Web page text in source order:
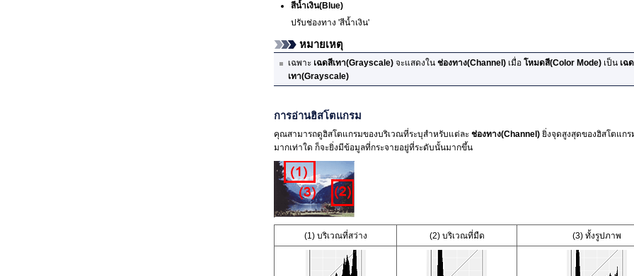
สีน้ำเงิน(Blue)
ปรับช่องทาง 'สีน้ำเงิน'
หมายเหตุ
เฉพาะ เฉดสีเทา(Grayscale) จะแสดงใน ช่องทาง(Channel) เมื่อ โหมดสี(Color Mode) เป็น เฉ
เทา(Grayscale)
การอ่านฮิสโตแกรม
คุณสามารถดูฮิสโตแกรมของบริเวณที่ระบุสำหรับแต่ละ ช่องทาง(Channel) ยิ่งจุดสูงสุดของฮิสโตแก
มากเท่าใด ก็จะยิ่งมีข้อมูลที่กระจายอยู่ที่ระดับนั้นมากขึ้น
(1) บริเวณที่สว่าง (2) บริเวณที่มืด (3) ทั้งรูปภาพ